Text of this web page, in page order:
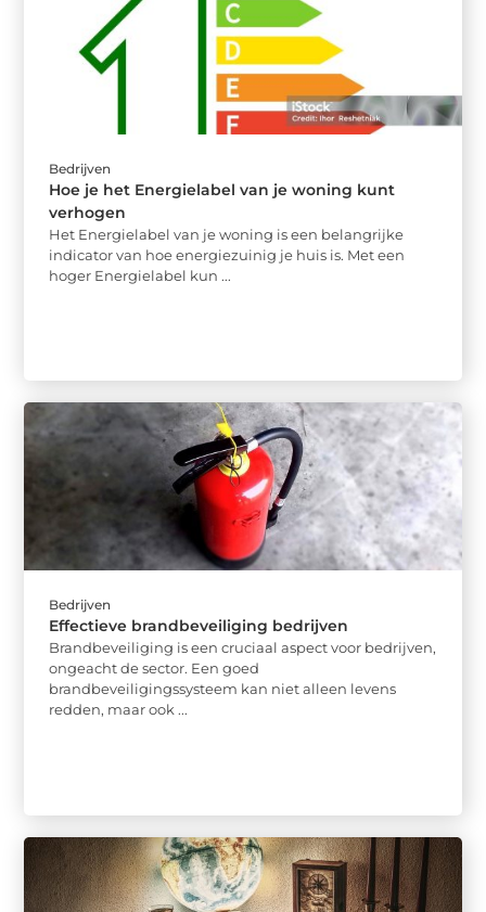
Bedrijven
Hoe je het Energielabel van je woning kunt
verhogen
Het Energielabel van je woning is een belangrijke
indicator van hoe energiezuinig je huis is. Met een
hoger Energielabel kun ...
Bedrijven
Effectieve brandbeveiliging bedrijven
Brandbeveiliging is een cruciaal aspect voor bedrijven,
ongeacht de sector. Een goed
brandbeveiligingssysteem kan niet alleen levens
redden, maar ook ...